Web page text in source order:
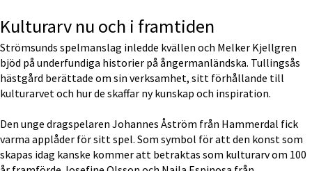
Kulturarv nu och i framtiden
Strömsunds spelmanslag inledde kvällen och Melker Kjellgren
bjöd på underfundiga historier på ångermanländska. Tullingsås
hästgård berättade om sin verksamhet, sitt förhållande till
kulturarvet och hur de skaffar ny kunskap och inspiration.
Den unge dragspelaren Johannes Åström från Hammerdal fick
varma applåder för sitt spel. Som symbol för att den konst som
skapas idag kanske kommer att betraktas som kulturarv om 100